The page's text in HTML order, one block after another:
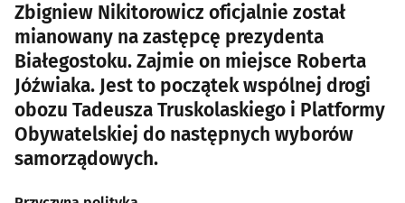
Zbigniew Nikitorowicz oficjalnie został
mianowany na zastępcę prezydenta
Białegostoku. Zajmie on miejsce Roberta
Jóźwiaka. Jest to początek wspólnej drogi
obozu Tadeusza Truskolaskiego i Platformy
Obywatelskiej do następnych wyborów
samorządowych.